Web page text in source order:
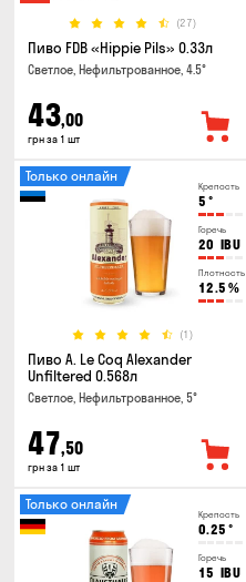
(27)
Пиво FDB «Hippie Pils» 0.33л
Светлое, Нефильтрованное, 4.5°
43,00
грн за 1 шт
Крепость
5 °
Горечь
20 IBU
Плотность
12.5 %
(1)
Только онлайн
Пиво A. Le Coq Alexander
Unfiltered 0.568л
Светлое, Нефильтрованное, 5°
47,50
грн за 1 шт
Крепость
0.25 °
Горечь
15 IBU
Только онлайн